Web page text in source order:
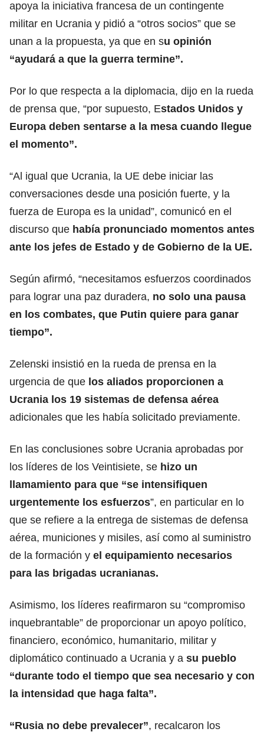
apoya la iniciativa francesa de un contingente
militar en Ucrania y pidió a “otros socios” que se
unan a la propuesta, ya que en su opinión
“ayudará a que la guerra termine”.
Por lo que respecta a la diplomacia, dijo en la rueda
de prensa que, “por supuesto, Estados Unidos y
Europa deben sentarse a la mesa cuando llegue
el momento”.
“Al igual que Ucrania, la UE debe iniciar las
conversaciones desde una posición fuerte, y la
fuerza de Europa es la unidad”, comunicó en el
discurso que había pronunciado momentos antes
ante los jefes de Estado y de Gobierno de la UE.
Según afirmó, “necesitamos esfuerzos coordinados
para lograr una paz duradera, no solo una pausa
en los combates, que Putin quiere para ganar
tiempo”.
Zelenski insistió en la rueda de prensa en la
urgencia de que los aliados proporcionen a
Ucrania los 19 sistemas de defensa aérea
adicionales que les había solicitado previamente.
En las conclusiones sobre Ucrania aprobadas por
los líderes de los Veintisiete, se hizo un
llamamiento para que “se intensifiquen
urgentemente los esfuerzos”, en particular en lo
que se refiere a la entrega de sistemas de defensa
aérea, municiones y misiles, así como al suministro
de la formación y el equipamiento necesarios
para las brigadas ucranianas.
Asimismo, los líderes reafirmaron su “compromiso
inquebrantable” de proporcionar un apoyo político,
financiero, económico, humanitario, militar y
diplomático continuado a Ucrania y a su pueblo
“durante todo el tiempo que sea necesario y con
la intensidad que haga falta”.
“Rusia no debe prevalecer”, recalcaron los